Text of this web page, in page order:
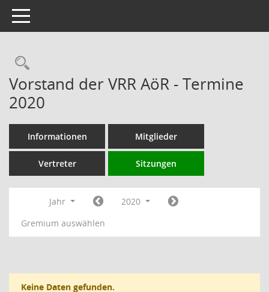
Toggle navigation
Rechercheauswahl
Vorstand der VRR AöR - Termine
2020
Informationen Mitglieder
Vertreter Sitzungen
Jahr
2020
Gremium auswählen
Keine Daten gefunden.